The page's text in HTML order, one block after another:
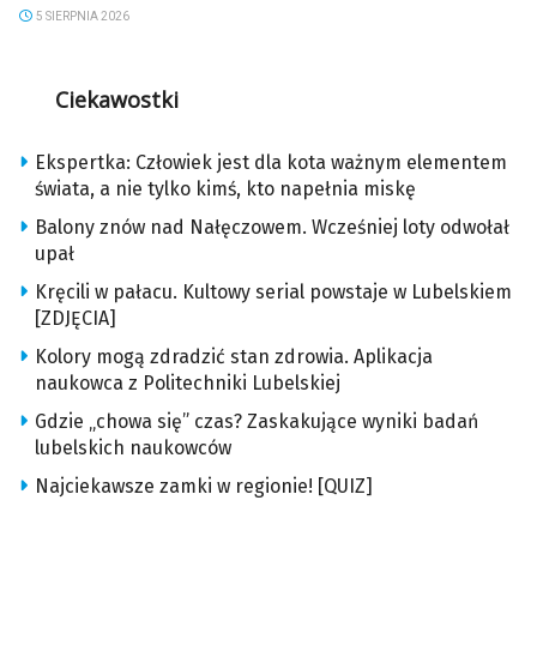
5 SIERPNIA 2026
Ciekawostki
Ekspertka: Człowiek jest dla kota ważnym elementem
świata, a nie tylko kimś, kto napełnia miskę
Balony znów nad Nałęczowem. Wcześniej loty odwołał
upał
Kręcili w pałacu. Kultowy serial powstaje w Lubelskiem
[ZDJĘCIA]
Kolory mogą zdradzić stan zdrowia. Aplikacja
naukowca z Politechniki Lubelskiej
Gdzie „chowa się” czas? Zaskakujące wyniki badań
lubelskich naukowców
Najciekawsze zamki w regionie! [QUIZ]